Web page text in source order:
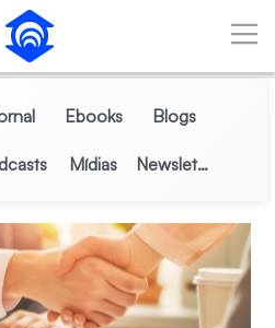
Ebooks Blogs
Mídias Newsletter